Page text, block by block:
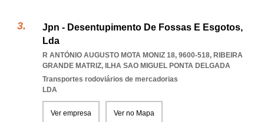
Jpn - Desentupimento De Fossas E Esgotos,
Lda
R ANTÓNIO AUGUSTO MOTA MONIZ 18, 9600-518, RIBEIRA
GRANDE MATRIZ, ILHA SAO MIGUEL PONTA DELGADA
Transportes rodoviários de mercadorias
LDA
Ver empresa Ver no Mapa